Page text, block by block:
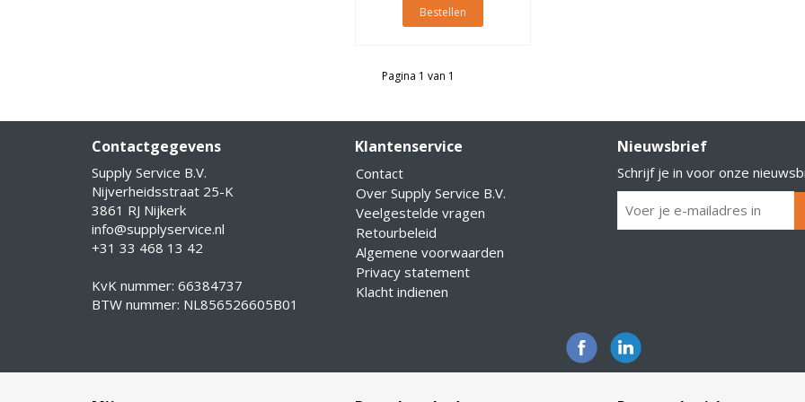
Bestellen
Pagina 1 van 1
Contactgegevens
Supply Service B.V.
Nijverheidsstraat 25-K
3861 RJ Nijkerk
info@supplyservice.nl
+31 33 468 13 42
KvK nummer: 66384737
BTW nummer: NL856526605B01
Klantenservice
Contact
Over Supply Service B.V.
Veelgestelde vragen
Retourbeleid
Algemene voorwaarden
Privacy statement
Klacht indienen
Nieuwsbrief
Schrijf je in voor onze